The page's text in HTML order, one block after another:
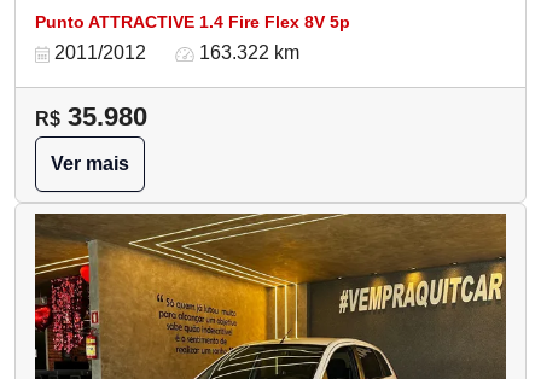
Punto ATTRACTIVE 1.4 Fire Flex 8V 5p
2011/2012 163.322 km
R$ 35.980
Ver mais